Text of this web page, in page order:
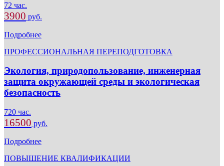
72 час.
3900 руб.
Подробнее
ПРОФЕССИОНАЛЬНАЯ ПЕРЕПОДГОТОВКА
Экология, природопользование, инженерная
защита окружающей среды и экологическая
безопасность
720 час.
16500 руб.
Подробнее
ПОВЫШЕНИЕ КВАЛИФИКАЦИИ